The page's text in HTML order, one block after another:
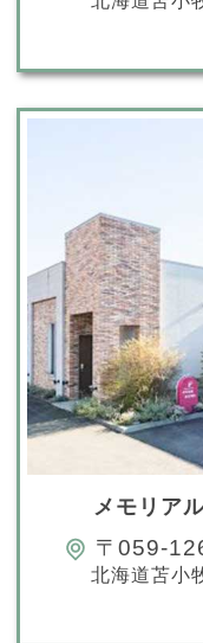
メモリア
〒059-
北海道苫小